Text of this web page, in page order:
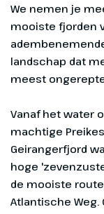
We nemen je
mooiste fjorden
landschap dat
meest
Vanaf het water ontdekken we de Lysefjord met de machtige Preikestolen. Ook varen we
Dag 1
Exclusief
die
16 mei